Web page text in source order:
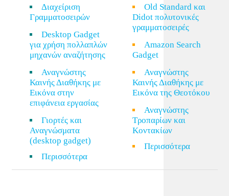
Διαχείριση
Γραμματοσειρών
Desktop Gadget
για χρήση πολλαπλών
μηχανών αναζήτησης
Αναγνώστης
Καινής Διαθήκης με
Εικόνα στην
επιφάνεια εργασίας
Γιορτές και
Αναγνώσματα
(desktop gadget)
Περισσότερα
Old Standard και
Didot πολυτονικές
γραμματοσειρές
Amazon Search
Gadget
Αναγνώστης
Καινής Διαθήκης με
Εικόνα της Θεοτόκου
Αναγνώστης
Τροπαρίων και
Κοντακίων
Περισσότερα